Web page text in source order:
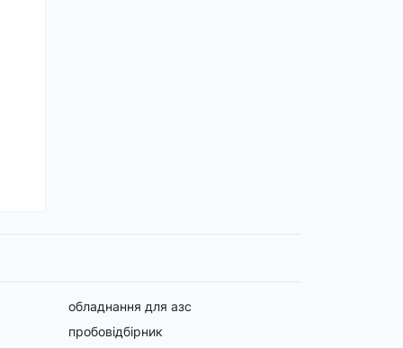
обладнання для азс
пробовідбірник